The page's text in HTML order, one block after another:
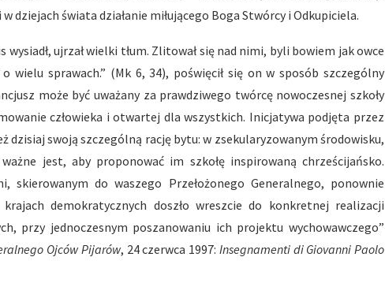
dziejach świata działanie miłującego Boga Stwórcy i Odkupiciela.
ujrzał wielki tłum. Zlitował się nad nimi, byli bowiem jak owce
wielu sprawach.” (Mk 6, 34), poświęcił się on w sposób szczególny
może być uważany za prawdziwego twórcę nowoczesnej szkoły
człowieka i otwartej dla wszystkich. Inicjatywa podjęta przez
swoją szczególną rację bytu: w zsekularyzowanym środowisku,
jest, aby proponować im szkołę inspirowaną chrześcijańsko.
skierowanym do waszego Przełożonego Generalnego, ponownie
demokratycznych doszło wreszcie do konkretnej realizacji
przy jednoczesnym poszanowaniu ich projektu wychowawczego”
Ojców Pijarów, 24 czerwca 1997: Insegnamenti di Giovanni Paolo